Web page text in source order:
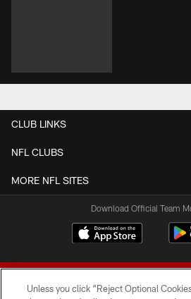
CLUB LINKS
NFL CLUBS
MORE NFL SITES
Download Official Team
Unless you click “Reject Optional